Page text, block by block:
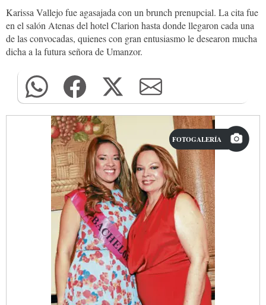
Karissa Vallejo fue agasajada con un brunch prenupcial. La cita fue
en el salón Atenas del hotel Clarion hasta donde llegaron cada una
de las convocadas, quienes con gran entusiasmo le desearon mucha
dicha a la futura señora de Umanzor.
FOTOGALERÍA